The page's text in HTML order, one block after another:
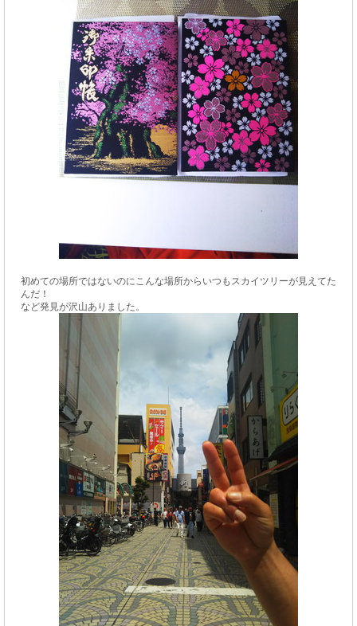
初めての場所ではないのにこんな場所からいつもスカイツリーが見えてた
んだ！
など発見が沢山ありました。